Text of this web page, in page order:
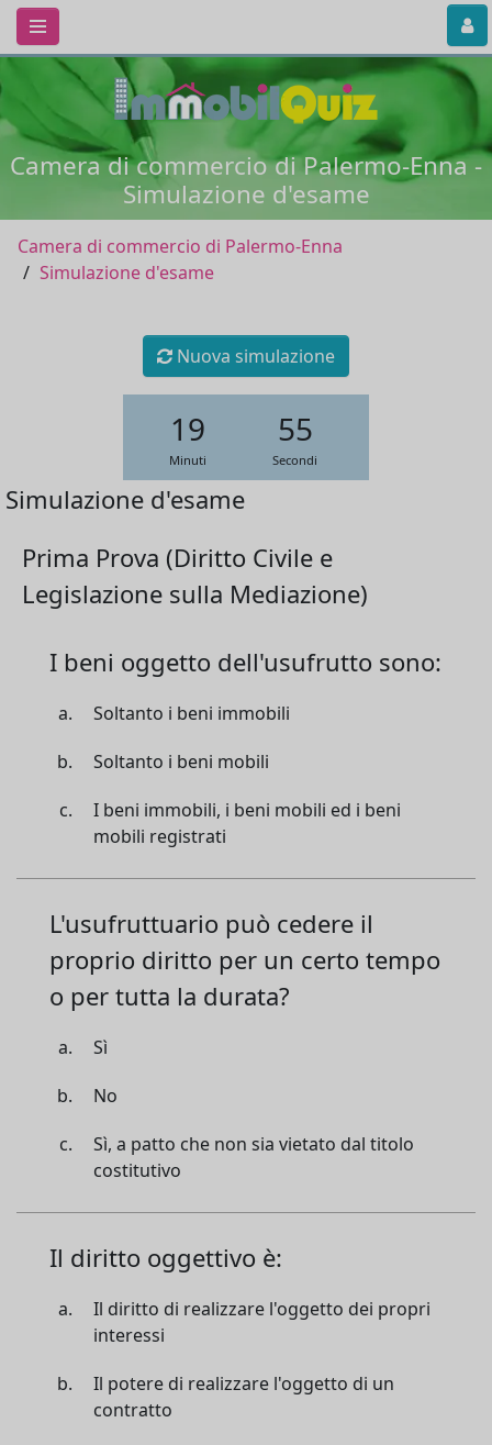
Camera di commercio di Palermo-Enna -
Simulazione d'esame
Camera di commercio di Palermo-Enna
Simulazione d'esame
Nuova simulazione
19
Minuti
54
Secondi
Simulazione d'esame
Prima Prova (Diritto Civile e
Legislazione sulla Mediazione)
I beni oggetto dell'usufrutto sono:
Soltanto i beni immobili
Soltanto i beni mobili
I beni immobili, i beni mobili ed i beni
mobili registrati
L'usufruttuario può cedere il
proprio diritto per un certo tempo
o per tutta la durata?
Sì
No
Sì, a patto che non sia vietato dal titolo
costitutivo
Il diritto oggettivo è:
Il diritto di realizzare l'oggetto dei propri
interessi
Il potere di realizzare l'oggetto di un
contratto